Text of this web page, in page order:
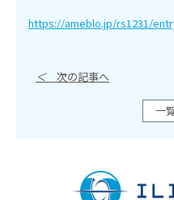
https://ameblo.jp/rs1231/
＜次の記事へ
一